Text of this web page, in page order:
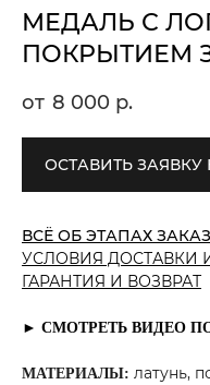
МЕДАЛЬ С
ПОКРЫТИЕМ
8 000 р.
ОСТАВИТЬ ЗАЯВКУ
ВСЁ ОБ ЭТАПАХ
УСЛОВИЯ ДОСТАВКИ
ГАРАНТИЯ И ВОЗВРАТ
► СМОТРЕТЬ ВИДЕО
МАТЕРИАЛЫ: латунь,